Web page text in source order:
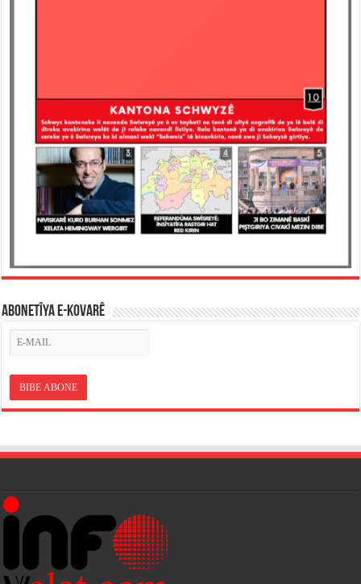
ABONETÎYA E-KOVARÊ